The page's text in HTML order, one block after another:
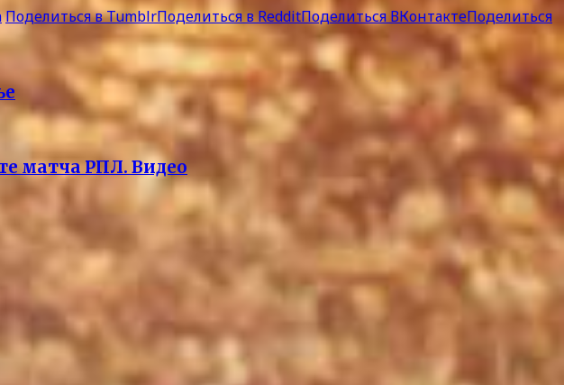
Поделиться в TumblrПоделиться в RedditПоделиться ВКонтактеПоделиться
матча РПЛ. Видео